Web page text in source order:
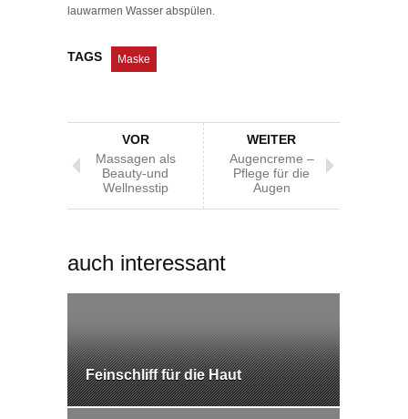
lauwarmen Wasser abspülen.
TAGS Maske
VOR
Massagen als
Beauty-und
Wellnesstip
WEITER
Augencreme –
Pflege für die
Augen
auch interessant
Feinschliff für die Haut